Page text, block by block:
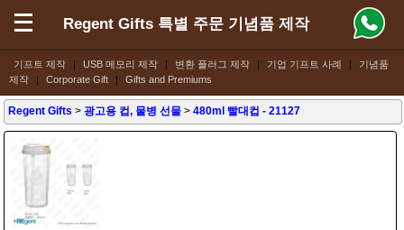
기프트 제작 | USB 메모리 제작 | 변환 플러그 제작 | 기업 기프트 사례 |
기념품
제작
| Corporate Gift | Gifts and Premiums
Regent Gifts 특별 주문 기념품 제작
Regent Gifts >광고용 컵, 물병 선물 >480ml 빨대컵 - 21127